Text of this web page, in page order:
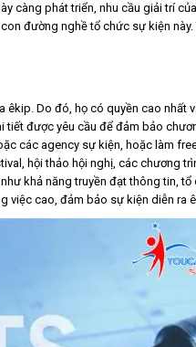
càng phát triển, nhu cầu giải trí
đường nghề tổ chức sự kiện
Do đó, họ có quyền cao nhất
được yêu cầu để đảm bảo
các agency sự kiện, hoặc làm
hội thảo hội nghị, các chương
khả năng truyền đạt thông tin,
việc cao, đảm bảo sự kiện diễn ra